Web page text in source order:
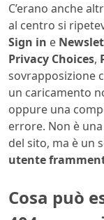
C’erano anche
al centro si
Sign in e
Privacy Choices,
sovrapposizione
un caricamento
oppure una
errore. Non è
del sito, ma è un
utente
Cosa può